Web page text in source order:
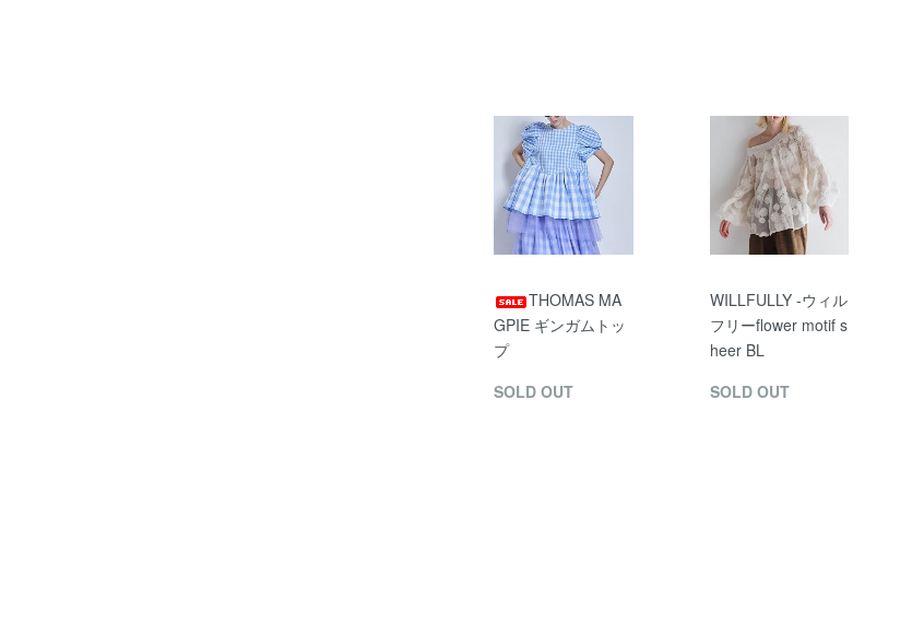
THOMAS MA
GPIE ギンガムトッ
プ
SOLD OUT
WILLFULLY -ウィル
フリーflower motif s
heer BL
SOLD OUT